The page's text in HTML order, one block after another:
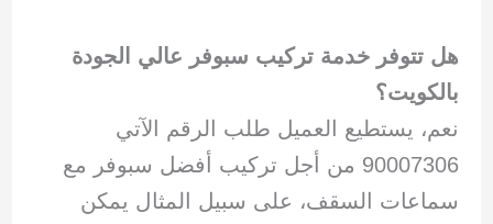
هل تتوفر خدمة تركيب سبوفر عالي الجودة
بالكويت؟
نعم، يستطيع العميل طلب الرقم الآتي
90007306 من أجل تركيب أفضل سبوفر مع
سماعات السقف، على سبيل المثال يمكن